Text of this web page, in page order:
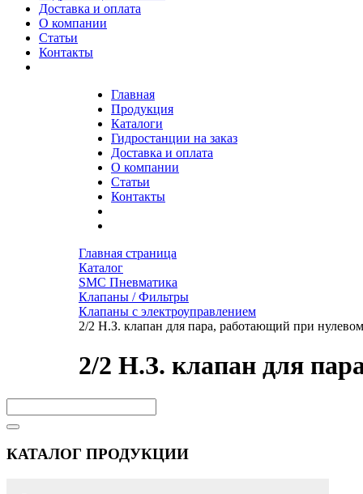
Доставка и оплата
О компании
Статьи
Контакты
Главная
Продукция
Каталоги
Гидростанции на заказ
Доставка и оплата
О компании
Статьи
Контакты
Главная страница
Каталог
SMC Пневматика
Клапаны / Фильтры
Клапаны с электроуправлением
2/2 Н.З. клапан для пара, работающий при
2/2 Н.З. клапан для
КАТАЛОГ ПРОДУКЦИИ